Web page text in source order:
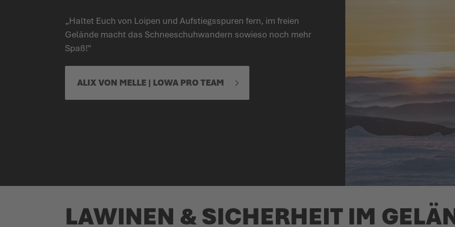
„Haltet Euch von Loipen und Aufstiegs­spuren fern, im freien
Gelände macht das Schnee­schuh­wandern sowieso noch mehr
Spaß!“
ALIX VON MELLE | LOWA PRO TEAM
LAWINEN & SICHERHEIT IM